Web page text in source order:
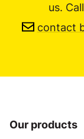
us. Call
contact
Our products